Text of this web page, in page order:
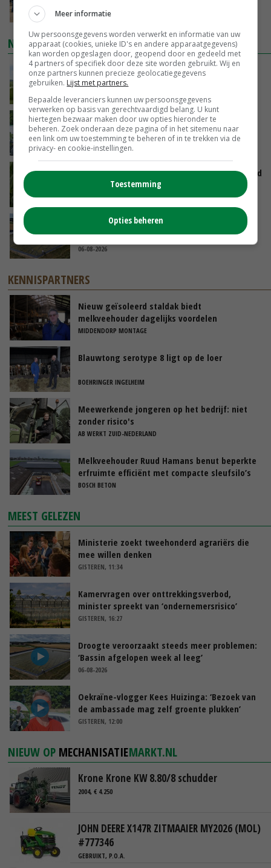
VANDAAG, 07:00
NIEUWSTE VIDEO'S
POAH!: John Deere 7730
Oekraïne-vlogger Kees Huizinga: ‘Bezoek van
de ambassade mag zelf groente plukken’
GISTEREN, 12:00
Limburgse mais van Frijns doet het verrassend
GISTEREN, 10:00
Droogte veroorzaakt steeds meer problemen:
‘Bassin afgelopen week al leeg’
06-08-2026
KENNISPARTNERS
Nieuw geïsoleerd staldak biedt
melkveehouder dagelijks voordelen
MIDDENDORP MONTAGE
Blauwtong serotype 8 ligt op de loer
BOEHRINGER INGELHEIM
Meewerkende jongeren op het bedrijf: niet
zonder risico's
AB WERKT ZUID-NEDERLAND
Melkveehouder Ruud Hamans benut beperkte
erfruimte efficiënt met compacte sleufsilo’s
BOSCH BETON
MEEST GELEZEN
Ministerie zoekt tweehonderd agrariërs die
mee willen denken
GISTEREN, 11:34
Kamervragen over onttrekkingsverbod,
minister spreekt van ‘ondernemersrisico’
GISTEREN, 16:27
Droogte veroorzaakt steeds meer problemen:
‘Bassin afgelopen week al leeg’
06-08-2026
Oekraïne-vlogger Kees Huizinga: ‘Bezoek van
de ambassade mag zelf groente plukken’
GISTEREN, 12:00
NIEUW OP MECHANISATIEMARKT.NL
Krone Krone KW 8.80/8 schudder
2004, € 4.250
JOHN DEERE X147R ZITMAAIER MY2026 (MOL)
#777346
GEBRUIKT, P.O.A.
Meer informatie
Uw persoonsgegevens worden verwerkt en informatie van uw
apparaat (cookies, unieke ID's en andere apparaatgegevens)
kan worden opgeslagen door, geopend door en gedeeld met
4 partners of specifiek door deze site worden gebruikt. Wij en
onze partners kunnen precieze geolocatiegegevens
gebruiken. Lijst met partners.
Bepaalde leveranciers kunnen uw persoonsgegevens
verwerken op basis van gerechtvaardigd belang. U kunt
hiertegen bezwaar maken door uw opties hieronder te
beheren. Zoek onderaan deze pagina of in het sitemenu naar
een link om uw toestemming te beheren of in te trekken via de
privacy- en cookie-instellingen.
Toestemming
Opties beheren